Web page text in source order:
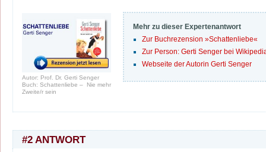
Autor: Prof. Dr. Gerti Senger
Buch: Schattenliebe – Nie mehr
Zweite/r sein
Mehr zu dieser Expertenantwort
Zur Buchrezension »Schattenliebe«
Zur Person: Gerti Senger bei
Webseite der Autorin Gerti Senger
#2 ANTWORT